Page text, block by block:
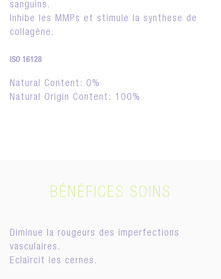
sanguins.
Inhibe les MMPs et stimule la synthese de
collagène.
ISO 16128
Natural Content: 0%
Natural Origin Content: 100%
BÉNÉFICES SOINS
Diminue la rougeurs des imperfections
vasculaires.
Eclaircit les cernes.